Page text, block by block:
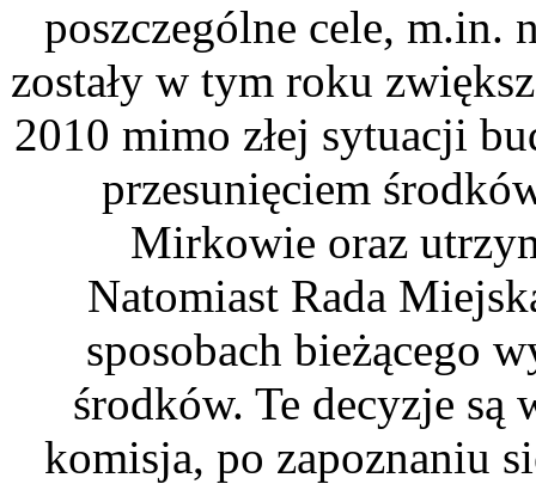
poszczególne cele, m.in.
zostały w tym roku
2010 mimo złej sytuacji
przesunięciem
Mirkowie oraz
Natomiast Rada
sposobach bieżącego
środków. Te decyzje
komisja, po zapoznaniu